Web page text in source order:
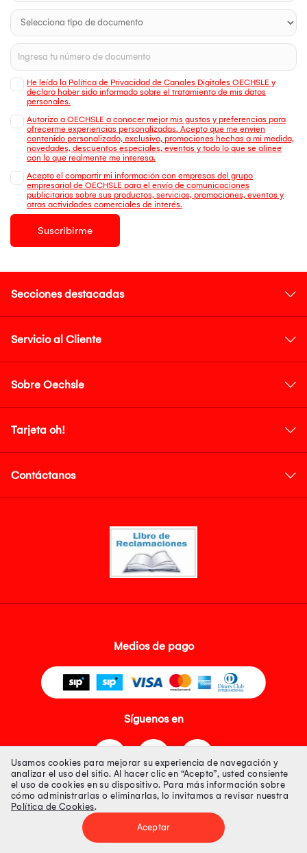
He leído la Política de Privacidad de Canales Digitales OECHSLE y
declaro haber sido informado sobre el tratamiento de mis datos
personales.
Autorizo a OECHSLE a conocer mejor mis gustos y preferencias para
ofrecerme experiencias personalizadas. Acepto que me envien
contenido personalizado, exclusivo, promociones hechas a mi medida,
novedades, descuentos especiales, eventos y todo lo que se alinee
con lo que realmente me interesa.
Acepto el compartir mi información con empresas del grupo
empresarial de OECHSLE para el envío de comunicaciones
publicitarias sobre sus productos, servicios, promociones, eventos y
otras actividades comerciales de interés.
Suscribirme
Secciones destacadas
Servicio al Cliente
Sobre Oechsle
Tarjeta oh!
Contáctanos
Medios de pago
Síguenos en
Tienda 100% Segura
Tiendas Peruanas S.A. R.U.C. Nº 20493020618. Todos los derechos
Usamos cookies para mejorar su experiencia de navegación y
analizar el uso del sitio. Al hacer clic en “Acepto”, usted consiente
el uso de cookies en su dispositivo. Para más información sobre
cómo administrarlas o eliminarlas, lo invitamos a revisar nuestra
Política de Cookies.
Aceptar